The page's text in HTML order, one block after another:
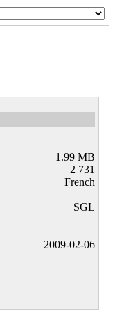
1.99 MB
2 731
French
SGL
2009-02-06